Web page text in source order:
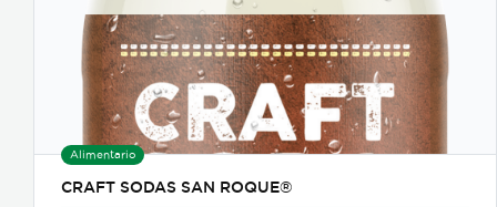
Alimentario
CRAFT SODAS SAN ROQUE®